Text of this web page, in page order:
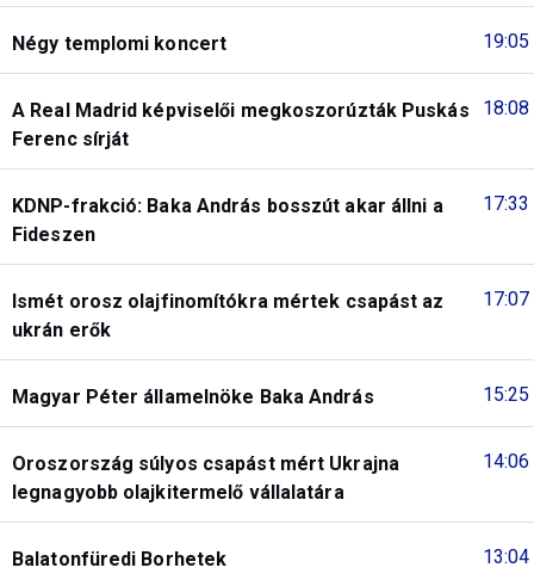
19:05
Négy templomi koncert
18:08
A Real Madrid képviselői megkoszorúzták Puskás
Ferenc sírját
17:33
KDNP-frakció: Baka András bosszút akar állni a
Fideszen
17:07
Ismét orosz olajfinomítókra mértek csapást az
ukrán erők
15:25
Magyar Péter államelnöke Baka András
14:06
Oroszország súlyos csapást mért Ukrajna
legnagyobb olajkitermelő vállalatára
13:04
Balatonfüredi Borhetek